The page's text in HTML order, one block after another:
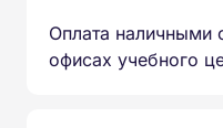
Оплата наличными
офисах учебного